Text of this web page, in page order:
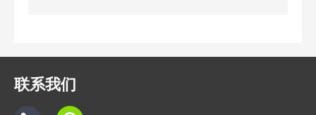
联系我们